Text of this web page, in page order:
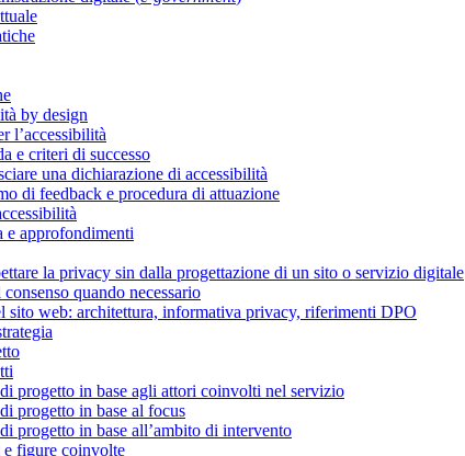
by design
l’accessibilità
e criteri di successo
una dichiarazione di accessibilità
di feedback e procedura di attuazione
e approfondimenti
la privacy sin dalla progettazione di un sito o servizio digitale
quando necessario
sito web: architettura, informativa privacy, riferimenti DPO
progetto in base agli attori coinvolti nel servizio
progetto in base al focus
progetto in base all’ambito di intervento
figure coinvolte